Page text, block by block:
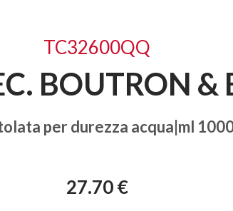
TC32600QQ
BOUTRON &
per durezza acqua|ml
27.70 €